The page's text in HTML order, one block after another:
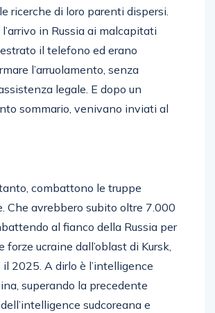
ricerche di loro parenti dispersi.
in Russia ai malcapitati
il telefono ed erano
l’arruolamento, senza
legale. E dopo un
sommario, venivano inviati al
combattono le truppe
Che avrebbero subito oltre 7.000
al fianco della Russia per
forze ucraine dall’oblast di Kursk,
2025. A dirlo è l’intelligence
superando la precedente
sudcoreana e